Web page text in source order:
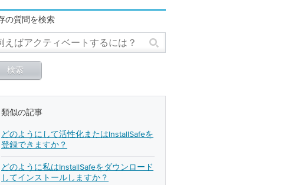
の質問を検索
類似の記事
どのようにして活性化またはInstallSafeを
登録できますか？
どのように私はInstallSafeをダウンロード
してインストールしますか？